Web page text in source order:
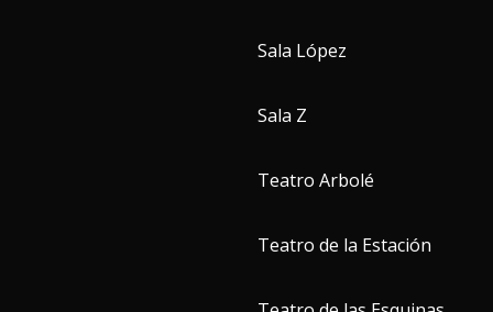
Sala López
Sala Z
Teatro Arbolé
Teatro de la Estación